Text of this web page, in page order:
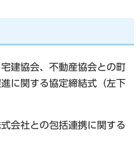
建協会、不動産協会との町
に関する協定締結式（左下
会社との包括連携に関する